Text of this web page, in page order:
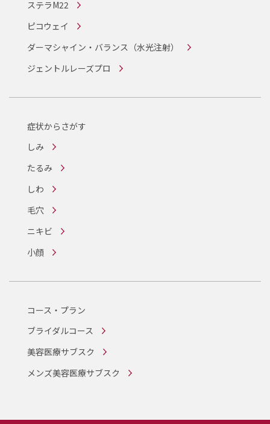
ステラM22
ピコウェイ
ダーマシャイン・バランス （水光注射）
ジェントルレーズプロ
症状からさがす
しみ
たるみ
しわ
毛穴
ニキビ
小顔
コース・プラン
ブライダルコース
美容医療サブスク
メンズ美容医療サブスク